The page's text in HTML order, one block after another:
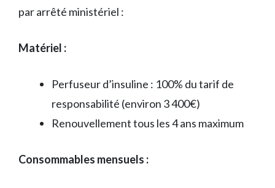
par arrêté ministériel :
Matériel :
Perfuseur d’insuline : 100% du tarif de
responsabilité (environ 3 400€)
Renouvellement tous les 4 ans maximum
Consommables mensuels :